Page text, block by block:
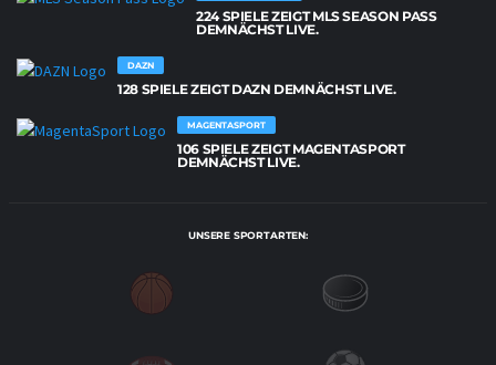
224 SPIELE ZEIGT MLS SEASON PASS
DEMNÄCHST LIVE.
DAZN
128 SPIELE ZEIGT DAZN DEMNÄCHST LIVE.
MAGENTASPORT
106 SPIELE ZEIGT MAGENTASPORT
DEMNÄCHST LIVE.
UNSERE SPORTARTEN: